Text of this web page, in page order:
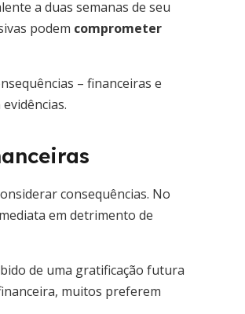
a duas semanas de seu
podem comprometer
– financeiras e
consequências. No
em detrimento de
de uma gratificação futura
muitos preferem